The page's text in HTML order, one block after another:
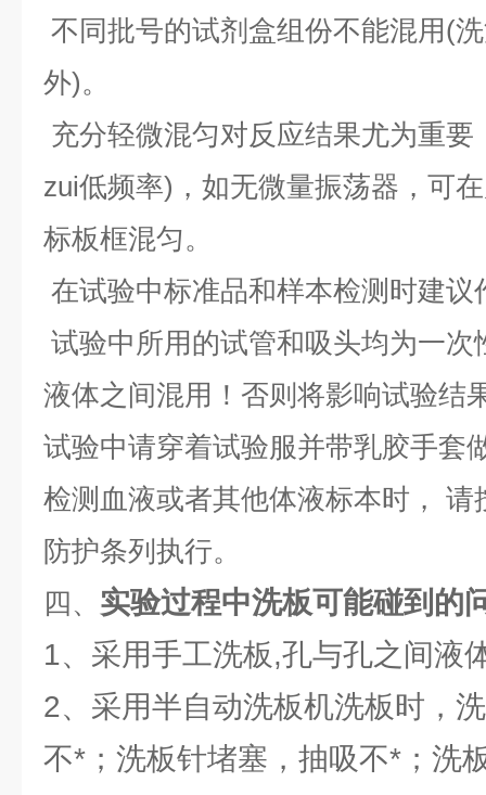
不同批号的试剂盒组份不能混用(
外)。
充分轻微混匀对反应结果尤为重
zui低频率)，如无微量振荡器，可
标板框混匀。
在试验中标准品和样本检测时
试验中所用的试管和吸头均为一
液体之间混用！否则将影响试
试验中请穿着试验服并带乳胶手套
检测血液或者其他体液标本时，
防护条列执行。
四、 实验过程中洗板可能碰到的
1、采用手工洗板,孔与孔之间液
2、采用半自动洗板机洗板时，
不*；洗板针堵塞，抽吸不*；洗